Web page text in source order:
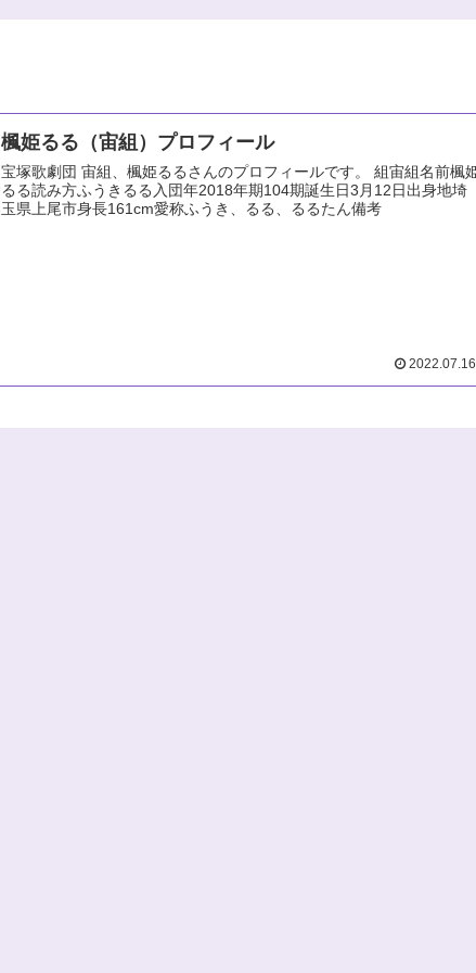
楓姫るる（宙組）プロフィール
宝塚歌劇団 宙組、楓姫るるさんのプロフィールです。 組宙組名前楓姫
るる読み方ふうきるる入団年2018年期104期誕生日3月12日出身地埼
玉県上尾市身長161cm愛称ふうき、るる、るるたん備考
2022.07.16